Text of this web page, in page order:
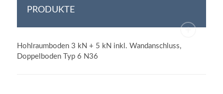
PRODUKTE
Hohlraumboden 3 kN + 5 kN inkl. Wandanschluss,
Doppelboden Typ 6 N36